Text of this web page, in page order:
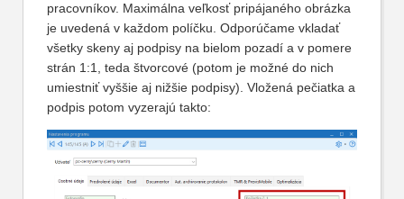
pracovníkov. Maximálna veľkosť pripájaného obrázka
je uvedená v každom políčku. Odporúčame vkladať
všetky skeny aj podpisy na bielom pozadí a v pomere
strán 1:1, teda štvorcové (potom je možné do nich
umiestniť vyššie aj nižšie podpisy). Vložená pečiatka a
podpis potom vyzerajú takto: